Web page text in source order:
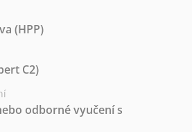
(HPP)
C2)
odborné vyučení s